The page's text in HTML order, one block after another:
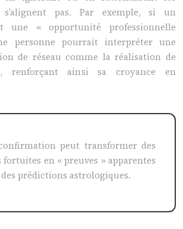
pas. Par exemple, si un
une « opportunité professionnelle
personne pourrait interpréter une
de réseau comme la réalisation de
renforçant ainsi sa croyance en
peut transformer des
en « preuves » apparentes
prédictions astrologiques.